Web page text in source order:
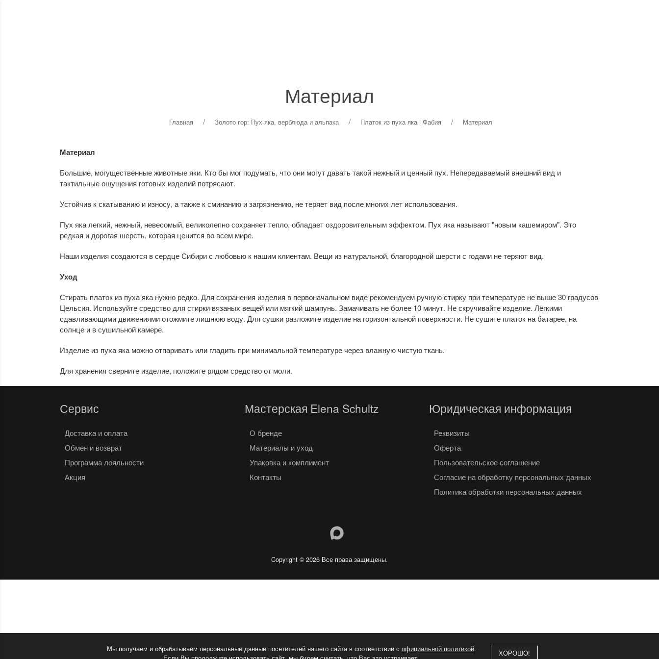
Материал
Главная Золото гор: Пух яка, верблюда и альпака Платок из пуха яка | Фабия Материал
Материал
Большие, могущественные животные яки. Кто бы мог подумать, что они могут давать такой нежный и ценный пух. Непередаваемый внешний вид и
тактильные ощущения готовых изделий потрясают.
Устойчив к скатыванию и износу, а также к сминанию и загрязнению, не теряет вид после многих лет использования.
Пух яка легкий, нежный, невесомый, великолепно сохраняет тепло, обладает оздоровительным эффектом. Пух яка называют "новым кашемиром". Это
редкая и дорогая шерсть, которая ценится во всем мире.
Наши изделия создаются в сердце Сибири с любовью к нашим клиентам. Вещи из натуральной, благородной шерсти с годами не теряют вид.
Уход
Стирать платок из пуха яка нужно редко. Для сохранения изделия в первоначальном виде рекомендуем ручную стирку при температуре не выше 30 градусов
Цельсия. Используйте средство для стирки вязаных вещей или мягкий шампунь. Замачивать не более 10 минут. Не скручивайте изделие. Лёгкими
сдавливающими движениями отожмите лишнюю воду. Для сушки разложите изделие на горизонтальной поверхности. Не сушите платок на батарее, на
солнце и в сушильной камере.
Изделие из пуха яка можно отпаривать или гладить при минимальной температуре через влажную чистую ткань.
Для хранения сверните изделие, положите рядом средство от моли.
Сервис
Доставка и оплата
Обмен и возврат
Программа лояльности
Акция
Мастерская Elena Schultz
О бренде
Материалы и уход
Упаковка и комплимент
Контакты
Юридическая информация
Реквизиты
Оферта
Пользовательское соглашение
Согласие на обработку персональных данных
Политика обработки персональных данных
Мы получаем и обрабатываем персональные данные посетителей нашего сайта в соответствии с официальной политикой.
ХОРОШО!
Copyright © 2026 Все права защищены.